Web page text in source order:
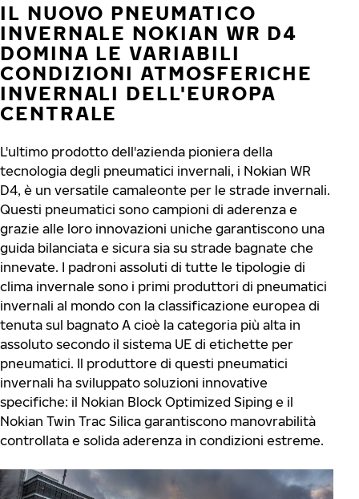
IL NUOVO PNEUMATICO
INVERNALE NOKIAN WR D4
DOMINA LE VARIABILI
CONDIZIONI ATMOSFERICHE
INVERNALI DELL'EUROPA
CENTRALE
L'ultimo prodotto dell'azienda pioniera della
tecnologia degli pneumatici invernali, i Nokian WR
D4, è un versatile camaleonte per le strade invernali.
Questi pneumatici sono campioni di aderenza e
grazie alle loro innovazioni uniche garantiscono una
guida bilanciata e sicura sia su strade bagnate che
innevate. I padroni assoluti di tutte le tipologie di
clima invernale sono i primi produttori di pneumatici
invernali al mondo con la classificazione europea di
tenuta sul bagnato A cioè la categoria più alta in
assoluto secondo il sistema UE di etichette per
pneumatici. Il produttore di questi pneumatici
invernali ha sviluppato soluzioni innovative
specifiche: il Nokian Block Optimized Siping e il
Nokian Twin Trac Silica garantiscono manovrabilità
controllata e solida aderenza in condizioni estreme.